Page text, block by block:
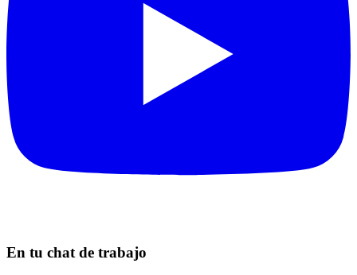
En tu chat de trabajo